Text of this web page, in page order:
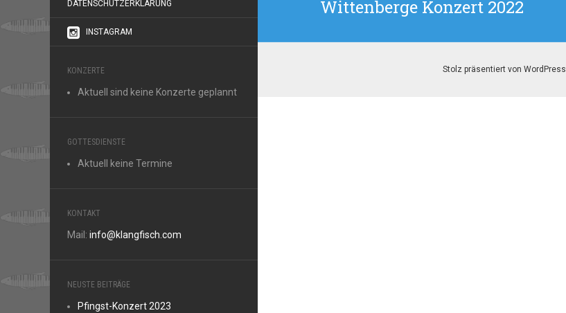
DATENSCHUTZERKLÄRUNG
INSTAGRAM
KONZERTE
Aktuell sind keine Konzerte geplannt
GOTTESDIENSTE
Aktuell keine Termine
KONTAKT
Mail: info@klangfisch.com
NEUSTE BEITRÄGE
Pfingst-Konzert 2023
Wittenberge Konzert 2022
Stolz präsentiert von WordPress